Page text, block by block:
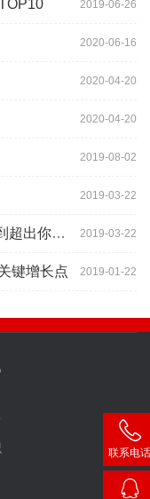
2019-06-26
2020-06-16
2020-04-20
2020-04-20
2019-08-02
2019-03-22
2019-03-22
你想象
2019-01-22
键增长点
联系电